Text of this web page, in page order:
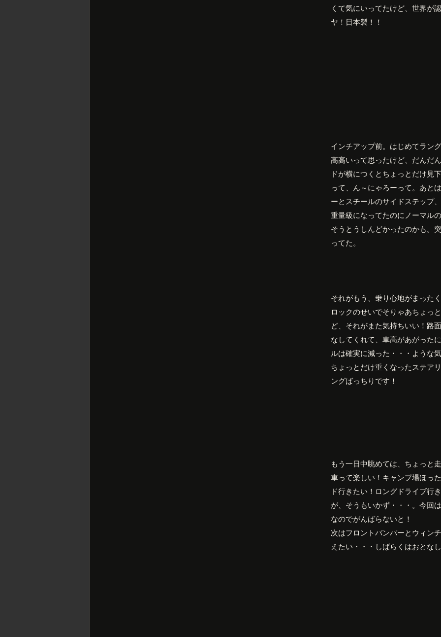
くて気にいってたけど、世界が
ヤ！日本製！！
インチアップ前。はじめてラン
高高いって思ったけど、だんだ
ドが横につくとちょっとだけ見
って、ん～にゃろーって。あと
ーとスチールのサイドステップ
重量級になってたのにノーマル
そうとうしんどかったのかも。
ってた。
それがもう、乗り心地がまった
ロックのせいでそりゃあちょっ
ど、それがまた気持ちいい！路
なしてくれて、車高があがった
ルは確実に減った・・・ような
ちょっとだけ重くなったステア
ングばっちりです！
もう一日中眺めては、ちょっと
車って楽しい！キャンプ場ほっ
ド行きたい！ロングドライブ行
が、そうもいかず・・・。今回
なのでがんばらないと！
次はフロントバンパーとウィン
えたい・・・しばらくはおとな